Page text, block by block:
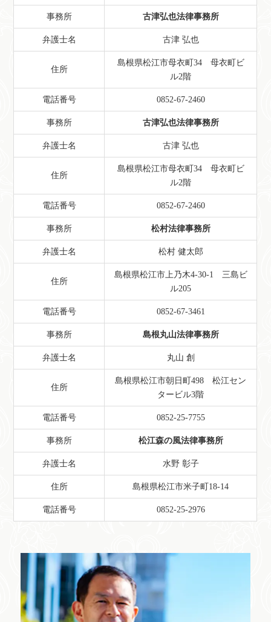
事務所 古津弘也法律事務所
弁護士名 古津 弘也
住所
島根県松江市母衣町34 母衣町ビ
ル2階
電話番号 0852-67-2460
事務所 古津弘也法律事務所
弁護士名 古津 弘也
住所
島根県松江市母衣町34 母衣町ビ
ル2階
電話番号 0852-67-2460
事務所 松村法律事務所
弁護士名 松村 健太郎
住所
島根県松江市上乃木4-30-1 三島ビ
ル205
電話番号 0852-67-3461
事務所 島根丸山法律事務所
弁護士名 丸山 創
住所
島根県松江市朝日町498 松江セン
タービル3階
電話番号 0852-25-7755
事務所 松江森の風法律事務所
弁護士名 水野 彰子
住所 島根県松江市米子町18-14
電話番号 0852-25-2976